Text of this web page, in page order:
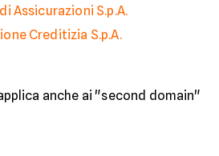
Assicurazioni S.p.A.
Creditizia S.p.A.
anche ai "second domain"